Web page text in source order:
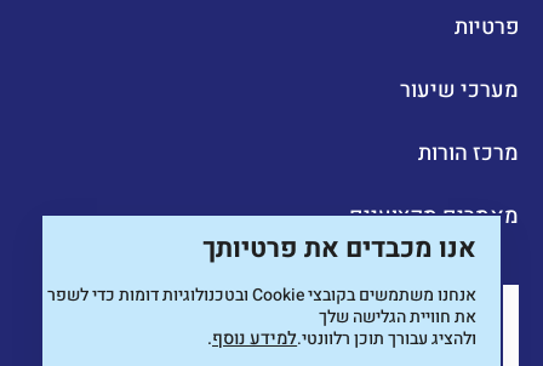
פרטיות
מערכי שיעור
מרכז הורות
מאמרים מקצועיים
אנו מכבדים את פרטיותך
אנחנו משתמשים בקובציCookieובטכנולוגיות דומות כדי לשפר
את חוויית הגלישה שלך
ולהציג עבורך תוכן רלוונטי.למידע נוסף.